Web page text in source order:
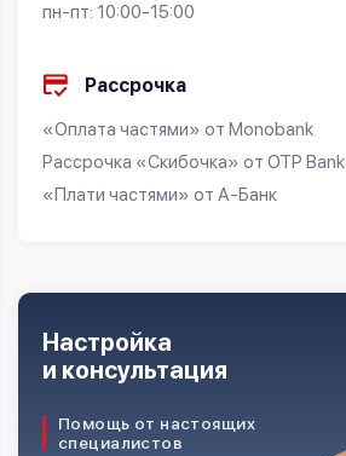
пн-пт: 10:00-15:00
Рассрочка
«Оплата частями» от Monobank
Рассрочка «Скибочка» от OTP Bank
«Плати частями» от А-Банк
Помощь от настоящих
специалистов
Настройка
и консультация